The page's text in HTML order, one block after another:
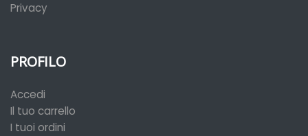
Privacy
PROFILO
Accedi
Il tuo carrello
I tuoi ordini